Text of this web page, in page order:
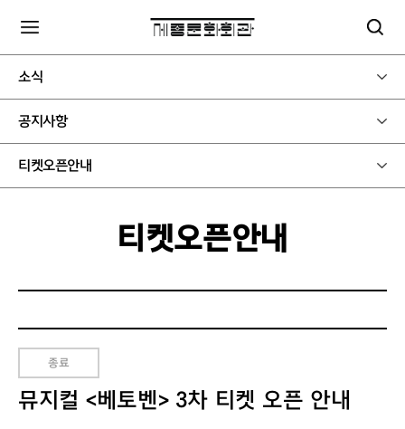
소식
공지사항
티켓오픈안내
티켓오픈안내
종료
뮤지컬 <베토벤> 3차 티켓 오픈 안내